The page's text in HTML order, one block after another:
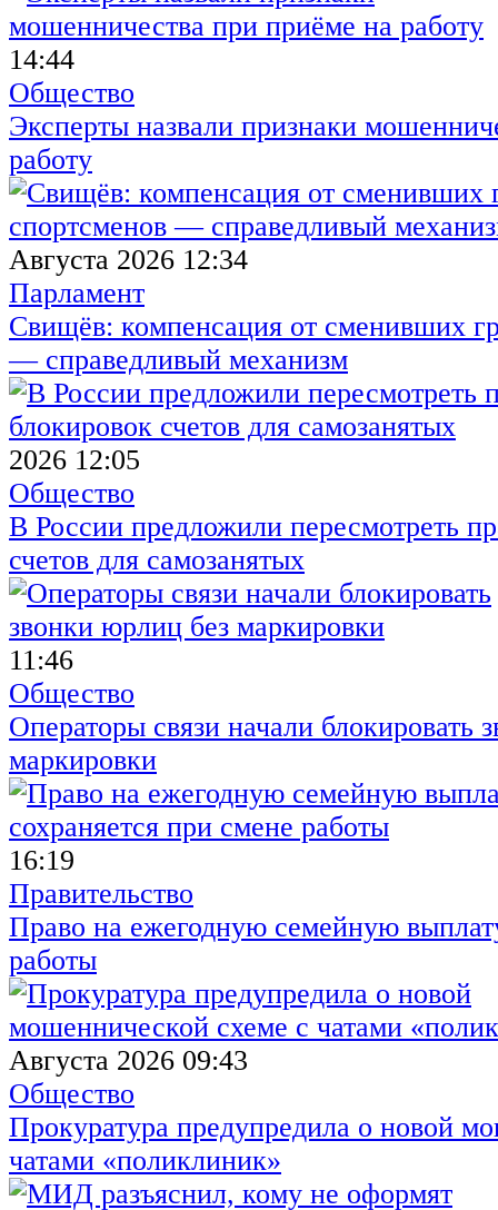
14:44
Общество
Эксперты назвали признаки
работу
Августа 2026 12:34
Парламент
Свищёв: компенсация от сменивших
— справедливый механизм
2026 12:05
Общество
В России предложили пересмотреть
счетов для самозанятых
11:46
Общество
Операторы связи начали блокировать
маркировки
16:19
Правительство
Право на ежегодную семейную
работы
Августа 2026 09:43
Общество
Прокуратура предупредила о новой
чатами «поликлиник»